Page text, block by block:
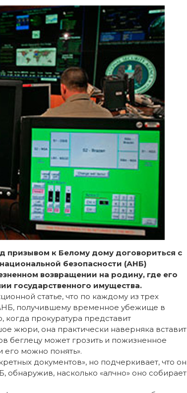
призывом к Белому дому договориться с
безопасности (АНБ)
возвращении на родину, где его
государственного имущества.
статье, что по каждому из трех
получившему временное убежище в
когда прокуратура представит
жюри, она практически наверняка вставит
беглецу может грозить и пожизненное
его можно понять».
документов», но подчеркивает, что он
обнаружив, насколько «алчно» оно собирает